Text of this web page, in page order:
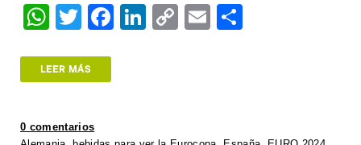
W
at
A
T
tt
F
Li
C
E
LEER MÁS
0 comentarios